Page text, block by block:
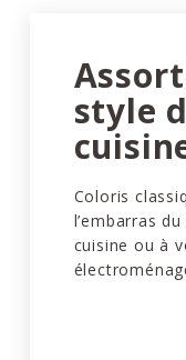
style
Coloris
l’embarras
cuisine ou à